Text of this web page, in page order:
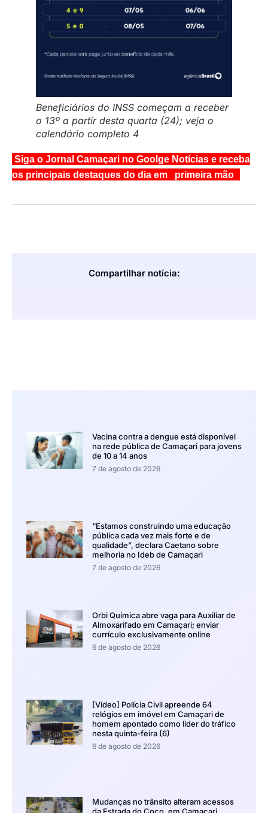
Beneficiários do INSS começam a receber
o 13º a partir desta quarta (24); veja o
calendário completo 4
Siga o Jornal Camaçari no Goolge Notícias e receba
os principais destaques do dia em primeira mão
Compartilhar notícia:
Vacina contra a dengue está disponível
na rede pública de Camaçari para jovens
de 10 a 14 anos
7 de agosto de 2026
“Estamos construindo uma educação
pública cada vez mais forte e de
qualidade”, declara Caetano sobre
melhoria no Ideb de Camaçari
7 de agosto de 2026
Orbi Química abre vaga para Auxiliar de
Almoxarifado em Camaçari; enviar
currículo exclusivamente online
6 de agosto de 2026
[Vídeo] Polícia Civil apreende 64
relógios em imóvel em Camaçari de
homem apontado como líder do tráfico
nesta quinta-feira (6)
6 de agosto de 2026
Mudanças no trânsito alteram acessos
da Estrada do Coco, em Camaçari